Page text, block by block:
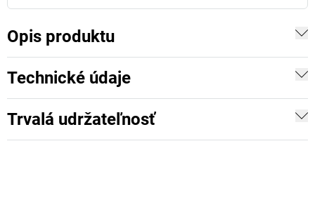
Opis produktu
Technické údaje
Trvalá udržateľnosť